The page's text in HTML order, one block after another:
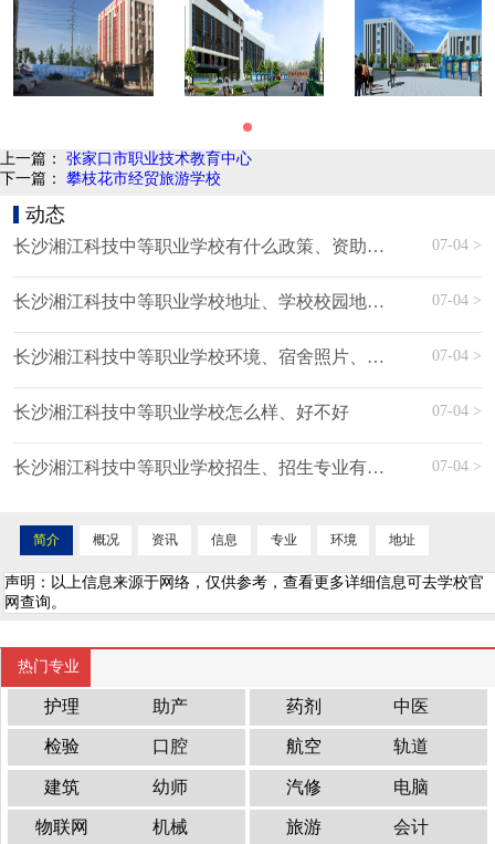
上一篇： 张家口市职业技术教育中心
下一篇： 攀枝花市经贸旅游学校
动态
长沙湘江科技中等职业学校有什么政策、资助政策 07-04 >
长沙湘江科技中等职业学校地址、学校校园地址在哪里 07-04 >
长沙湘江科技中等职业学校环境、宿舍照片、寝室环境、图片 07-04 >
长沙湘江科技中等职业学校怎么样、好不好 07-04 >
长沙湘江科技中等职业学校招生、招生专业有哪些 07-04 >
简介 概况 资讯 信息 专业 环境 地址
声明：以上信息来源于网络，仅供参考，查看更多详细信息可去学校官
网查询。
热门专业
护理 助产 药剂 中医
检验 口腔 航空 轨道
建筑 幼师 汽修 电脑
物联网 机械 旅游 会计